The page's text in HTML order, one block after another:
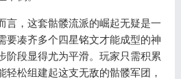
，这套骷髅流派的崛起无疑是一
要凑齐多个四星铭文才能成型的神
阶段显得尤为平滑。玩家只需积累
轻松组建起这支无敌的骷髅军团，